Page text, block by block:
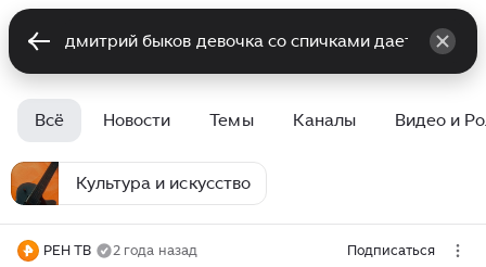
Всё Новости Темы Каналы Видео и
Культура и искусство
РЕН ТВ 2 года назад Подписаться